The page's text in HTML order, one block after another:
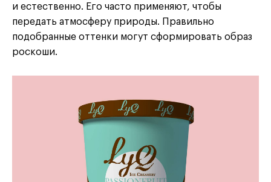
и естественно. Его часто применяют, чтобы
передать атмосферу природы. Правильно
подобранные оттенки могут сформировать образ
роскоши.